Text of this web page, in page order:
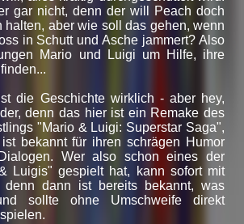
gar nicht, denn der will Peach doch
halten, aber wie soll das gehen, wenn
in Schutt und Asche jammert? Also
Mario und Luigi um Hilfe, ihre
die Geschichte wirklich - aber hey,
denn das hier ist ein Remake des
"Mario & Luigi: Superstar Saga",
bekannt für ihren schrägen Humor
Wer also schon eines der
Luigis" gespielt hat, kann sofort mit
denn dann ist bereits bekannt, was
sollte ohne Umschweife direkt